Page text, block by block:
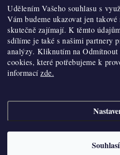
Udělením Vašeho souhlasu s
Vám budeme ukazovat jen
skutečně zajímají. K těmto
sdílíme je také s našimi partnery
analýzy. Kliknutím na
cookies, které potřebujeme k
informacízde.
Obchodní podmínky
Hodnocení obchodu
Blog
Moje objednávka
Historie
Kontakty
O nákupu
Reklamace a vratky
Výdejní místa
Velkoobchod
Vytvořil
cookies